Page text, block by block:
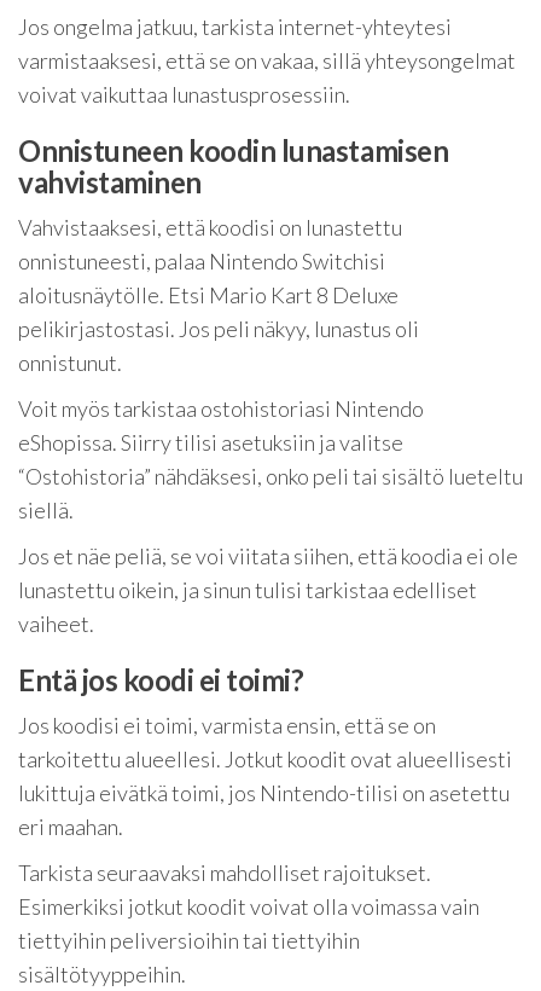
Jos ongelma jatkuu, tarkista internet-yhteytesi
varmistaaksesi, että se on vakaa, sillä yhteysongelmat
voivat vaikuttaa lunastusprosessiin.
Onnistuneen koodin lunastamisen
vahvistaminen
Vahvistaaksesi, että koodisi on lunastettu
onnistuneesti, palaa Nintendo Switchisi
aloitusnäytölle. Etsi Mario Kart 8 Deluxe
pelikirjastostasi. Jos peli näkyy, lunastus oli
onnistunut.
Voit myös tarkistaa ostohistoriasi Nintendo
eShopissa. Siirry tilisi asetuksiin ja valitse
“Ostohistoria” nähdäksesi, onko peli tai sisältö lueteltu
siellä.
Jos et näe peliä, se voi viitata siihen, että koodia ei ole
lunastettu oikein, ja sinun tulisi tarkistaa edelliset
vaiheet.
Entä jos koodi ei toimi?
Jos koodisi ei toimi, varmista ensin, että se on
tarkoitettu alueellesi. Jotkut koodit ovat alueellisesti
lukittuja eivätkä toimi, jos Nintendo-tilisi on asetettu
eri maahan.
Tarkista seuraavaksi mahdolliset rajoitukset.
Esimerkiksi jotkut koodit voivat olla voimassa vain
tiettyihin peliversioihin tai tiettyihin
sisältötyyppeihin.